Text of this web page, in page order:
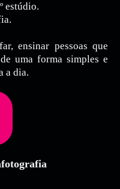
estúdio.
ensinar pessoas que
uma forma simples e
a dia.